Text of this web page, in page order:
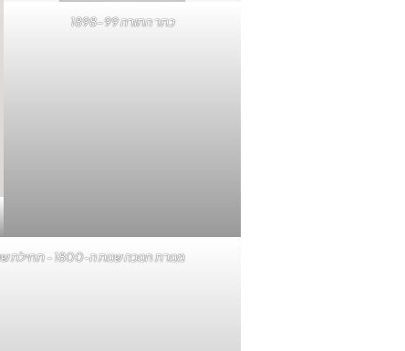
כתר התורה 1898-99
מנורת חנוכה שנות ה-1800 - תחילת שנות ה-1900